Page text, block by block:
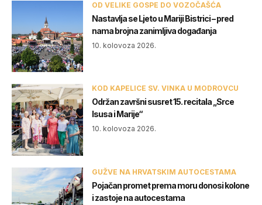
OD VELIKE GOSPE DO VOZOČAŠĆA
Nastavlja se Ljeto u Mariji Bistrici – pred
nama brojna zanimljiva događanja
10. kolovoza 2026.
KOD KAPELICE SV. VINKA U MODROVCU
Održan završni susret 15. recitala „Srce
Isusa i Marije“
10. kolovoza 2026.
GUŽVE NA HRVATSKIM AUTOCESTAMA
Pojačan promet prema moru donosi kolone
i zastoje na autocestama